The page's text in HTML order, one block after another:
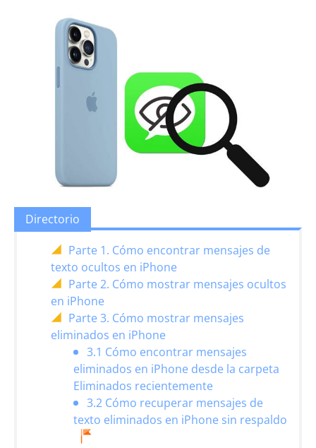
Directorio
Parte 1. Cómo encontrar mensajes de
texto ocultos en iPhone
Parte 2. Cómo mostrar mensajes ocultos
en iPhone
Parte 3. Cómo mostrar mensajes
eliminados en iPhone
3.1 Cómo encontrar mensajes
eliminados en iPhone desde la carpeta
Eliminados recientemente
3.2 Cómo recuperar mensajes de
texto eliminados en iPhone sin respaldo